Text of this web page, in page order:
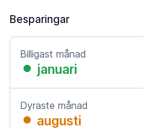
Besparingar
Billigast månad
januari
Dyraste månad
augusti